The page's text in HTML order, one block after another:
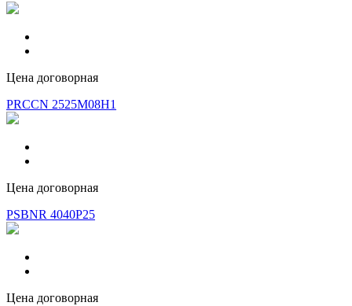
Цена договорная
PRCCN 2525M08H1
Цена договорная
PSBNR 4040P25
Цена договорная